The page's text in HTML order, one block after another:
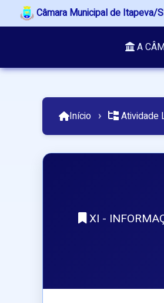
Câmara Municipal de Itapeva/
A
Início › Atividade
XI -